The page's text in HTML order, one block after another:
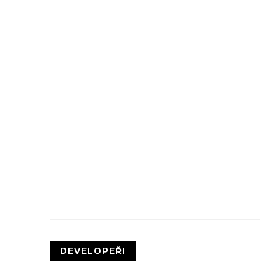
DEVELOPEŘI